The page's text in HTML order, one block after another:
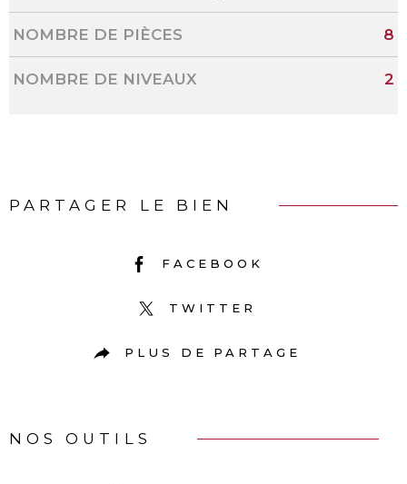
NOMBRE DE PIÈCES 8
NOMBRE DE NIVEAUX 2
PARTAGER LE BIEN
FACEBOOK
TWITTER
PLUS DE PARTAGE
NOS OUTILS